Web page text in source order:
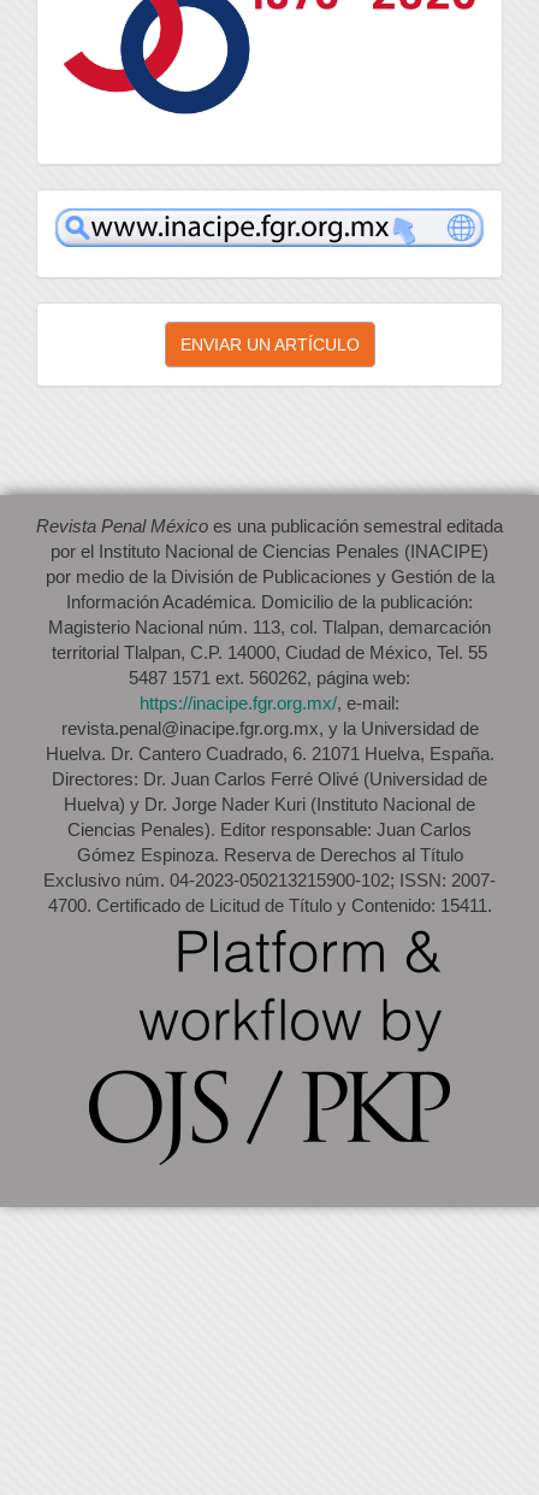
inacipe
Enviar
artículo
ENVIAR UN ARTÍCULO
Revista Penal México es una publicación semestral editada
por el Instituto Nacional de Ciencias Penales (INACIPE)
por medio de la División de Publicaciones y Gestión de la
Información Académica. Domicilio de la publicación:
Magisterio Nacional núm. 113, col. Tlalpan, demarcación
territorial Tlalpan, C.P. 14000, Ciudad de México, Tel. 55
5487 1571 ext. 560262, página web:
https://inacipe.fgr.org.mx/, e-mail:
revista.penal@inacipe.fgr.org.mx, y la Universidad de
Huelva. Dr. Cantero Cuadrado, 6. 21071 Huelva, España.
Directores: Dr. Juan Carlos Ferré Olivé (Universidad de
Huelva) y Dr. Jorge Nader Kuri (Instituto Nacional de
Ciencias Penales). Editor responsable: Juan Carlos
Gómez Espinoza. Reserva de Derechos al Título
Exclusivo núm. 04-2023-050213215900-102; ISSN: 2007-
4700. Certificado de Licitud de Título y Contenido: 15411.